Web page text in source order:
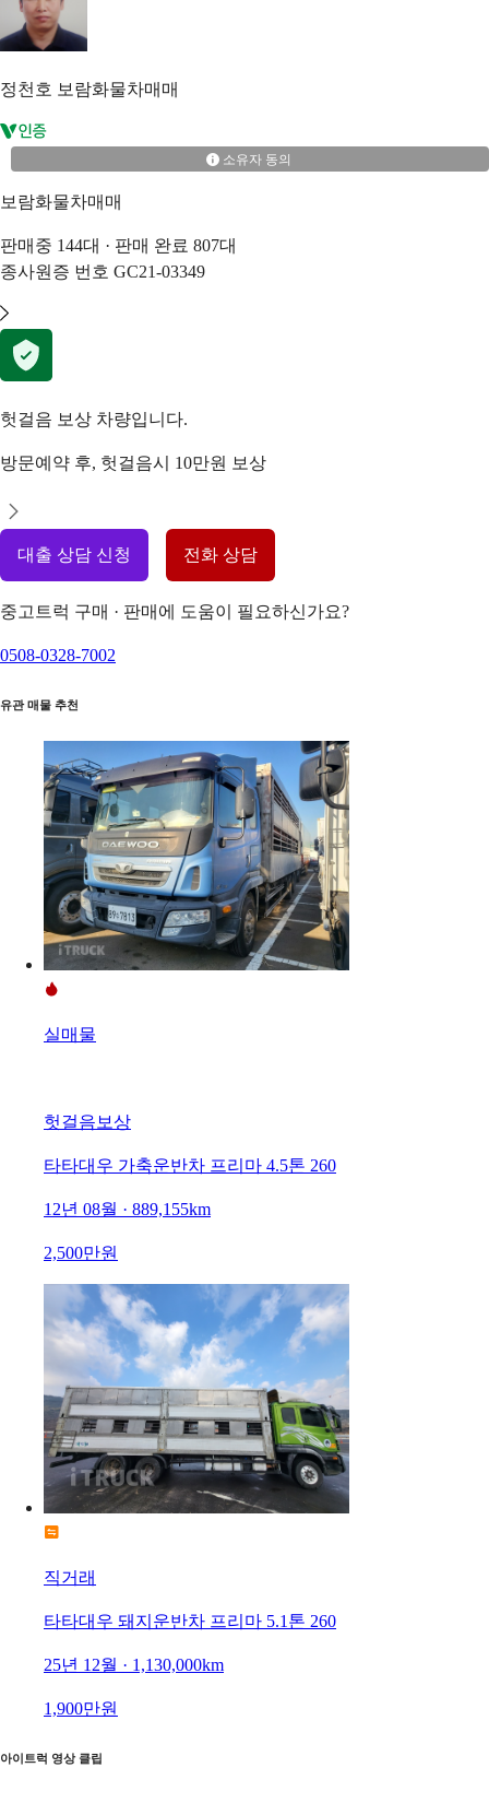
정천호 보람화물차매매
소유자 동의
보람화물차매매
판매중 144대 · 판매 완료 807대
종사원증 번호 GC21-03349
헛걸음 보상 차량입니다.
방문예약 후, 헛걸음시 10만원 보상
대출 상담 신청 전화 상담
중고트럭 구매 · 판매에 도움이 필요하신가요?
0508-0328-7002
유관 매물 추천
실매물
헛걸음보상
타타대우 가축운반차 프리마 4.5톤 260
12년 08월 · 889,155km
2,500만원
직거래
타타대우 돼지운반차 프리마 5.1톤 260
25년 12월 · 1,130,000km
1,900만원
아이트럭 영상 클립